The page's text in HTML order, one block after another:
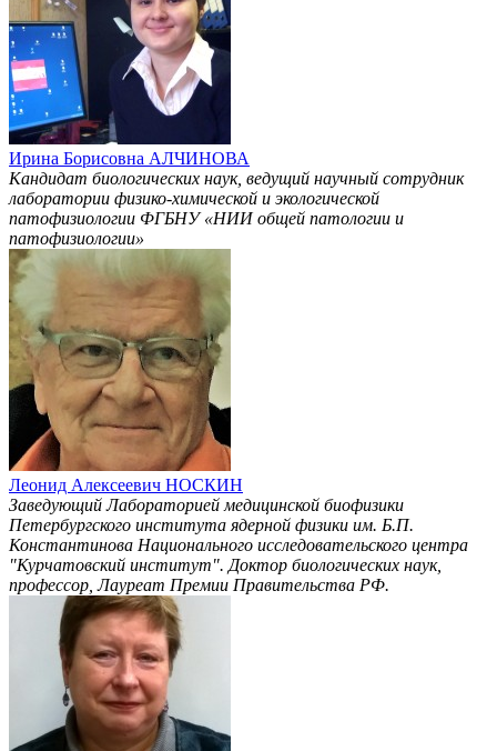
Ирина Борисовна АЛЧИНОВА
Кандидат биологических наук, ведущий научный сотрудник
лаборатории физико-химической и экологической
патофизиологии ФГБНУ «НИИ общей патологии и
патофизиологии»
Леонид Алексеевич НОСКИН
Заведующий Лабораторией медицинской биофизики
Петербургского института ядерной физики им. Б.П.
Константинова Национального исследовательского центра
"Курчатовский институт". Доктор биологических наук,
профессор, Лауреат Премии Правительства РФ.